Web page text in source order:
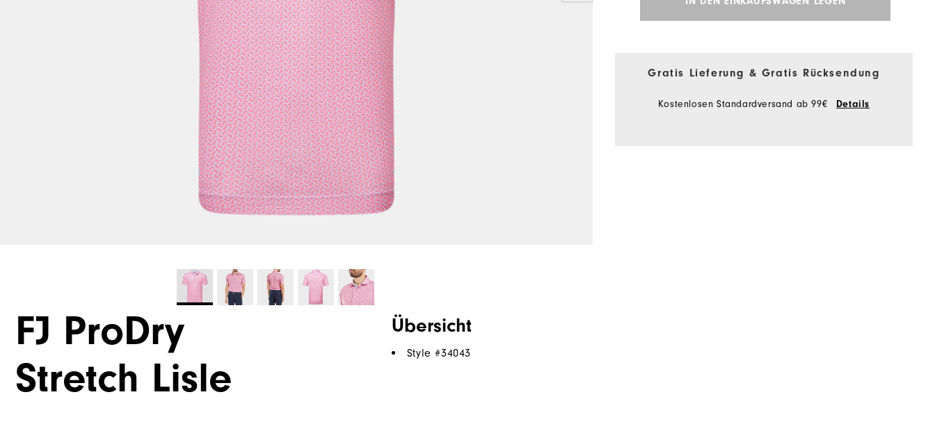
Gratis Lieferung & Gratis Rücksendung
Kostenlosen Standardversand ab 99€ Details
FJ ProDry
Stretch Lisle
Übersicht
Style #34043